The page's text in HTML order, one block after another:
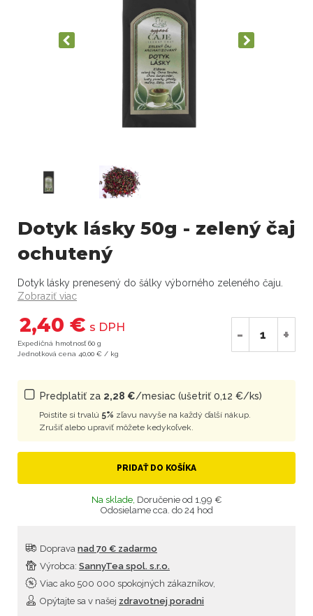
Dotyk lásky 50g - zelený čaj
ochutený
Dotyk lásky prenesený do šálky výborného zeleného čaju.
Zobraziť viac
2,40 € s DPH
Expedičná hmotnosť 60 g
Jednotková cena 40,00 € / kg
- +
Predplatiť za 2,28 €/mesiac (ušetriť 0,12 €/ks)
Poistite si trvalú 5% zľavu navyše na každý ďalší nákup.
Zrušiť alebo upraviť môžete kedykoľvek.
PRIDAŤ DO KOŠÍKA
Na sklade, Doručenie od 1,99 €
Odosielame cca. do 24 hod
Doprava nad 70 € zadarmo
Viac ako 500 000 spokojných zákazníkov,
Výrobca: SannyTea spol. s.r.o.
Opýtajte sa v našej zdravotnej poradni